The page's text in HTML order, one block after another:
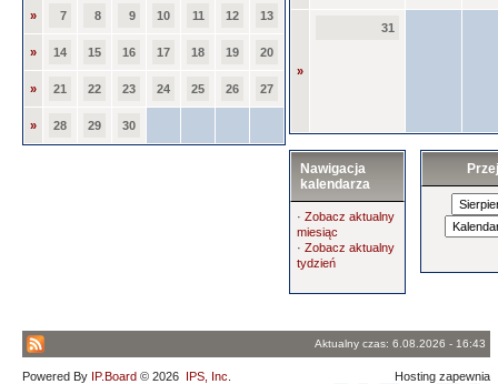
» 7 8 9 10 11 12 13
» 14 15 16 17 18 19 20
» 21 22 23 24 25 26 27
» 28 29 30
»
31
Nawigacja
kalendarza
· Zobacz aktualny
miesiąc
· Zobacz aktualny
tydzień
Aktualny czas: 6.08.2026 - 16:43
Powered By IP.Board © 2026 IPS, Inc Hosting zapewnia